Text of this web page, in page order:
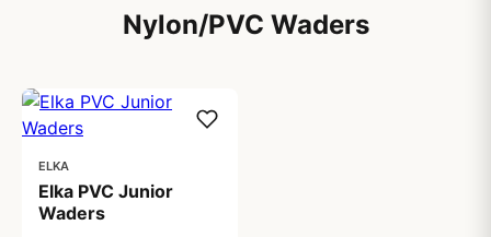
Nylon/PVC Waders
ELKA
Elka PVC Junior
Waders